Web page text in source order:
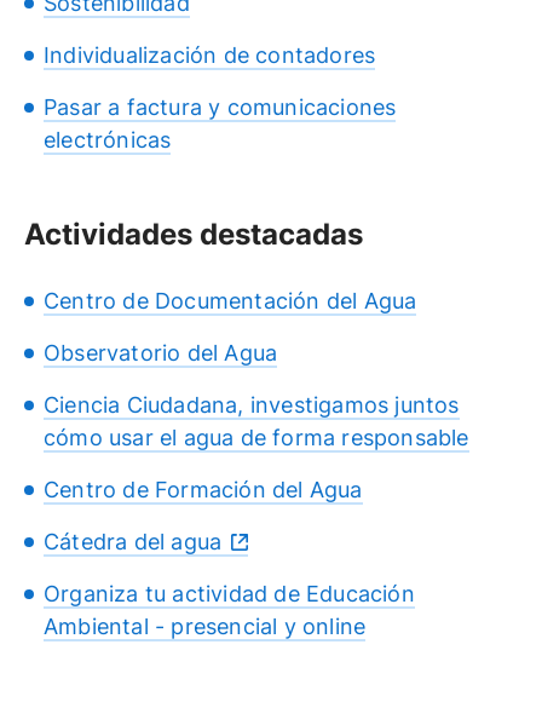
Individualización de contadores
Pasar a factura y comunicaciones
electrónicas
Actividades destacadas
Centro de Documentación del Agua
Observatorio del Agua
Ciencia Ciudadana, investigamos juntos
cómo usar el agua de forma responsable
Centro de Formación del Agua
Cátedra del agua
Organiza tu actividad de Educación
Ambiental - presencial y online